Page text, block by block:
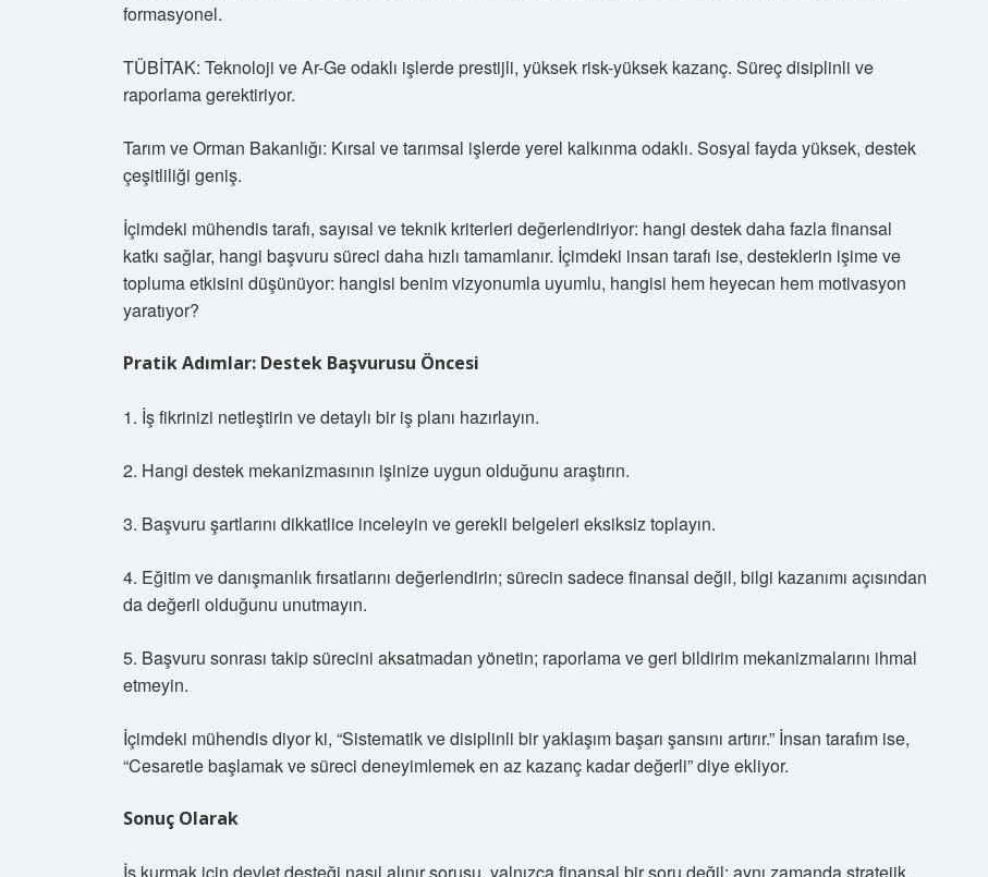
formasyonel.
TÜBİTAK: Teknoloji ve Ar-Ge odaklı işlerde prestijli, yüksek risk-yüksek kazanç. Süreç disiplinli ve
raporlama gerektiriyor.
Tarım ve Orman Bakanlığı: Kırsal ve tarımsal işlerde yerel kalkınma odaklı. Sosyal fayda yüksek, destek
çeşitliliği geniş.
İçimdeki mühendis tarafı, sayısal ve teknik kriterleri değerlendiriyor: hangi destek daha fazla finansal
katkı sağlar, hangi başvuru süreci daha hızlı tamamlanır. İçimdeki insan tarafı ise, desteklerin işime ve
topluma etkisini düşünüyor: hangisi benim vizyonumla uyumlu, hangisi hem heyecan hem motivasyon
yaratıyor?
Pratik Adımlar: Destek Başvurusu Öncesi
1. İş fikrinizi netleştirin ve detaylı bir iş planı hazırlayın.
2. Hangi destek mekanizmasının işinize uygun olduğunu araştırın.
3. Başvuru şartlarını dikkatlice inceleyin ve gerekli belgeleri eksiksiz toplayın.
4. Eğitim ve danışmanlık fırsatlarını değerlendirin; sürecin sadece finansal değil, bilgi kazanımı açısından
da değerli olduğunu unutmayın.
5. Başvuru sonrası takip sürecini aksatmadan yönetin; raporlama ve geri bildirim mekanizmalarını ihmal
etmeyin.
İçimdeki mühendis diyor ki, “Sistematik ve disiplinli bir yaklaşım başarı şansını artırır.” İnsan tarafım ise,
“Cesaretle başlamak ve süreci deneyimlemek en az kazanç kadar değerli” diye ekliyor.
Sonuç Olarak